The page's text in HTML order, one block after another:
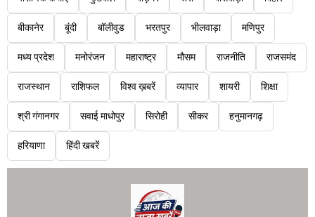
बीकानेर बूंदी बॉलीवुड भरतपुर भीलवाड़ा मणिपुर
मध्य प्रदेश मनोरंजन महाराष्ट्र मौसम राजनीति राजसमंद
राजस्थान राशिफल विश्व ख़बरें व्यापार शायरी शिक्षा
श्री गंगानगर सवाई माधोपुर सिरोही सीकर हनुमानगढ़
हरियाणा हिंदी खबरें